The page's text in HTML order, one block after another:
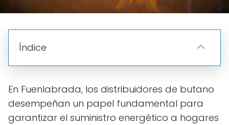
Índice
En Fuenlabrada, los distribuidores de butano
desempeñan un papel fundamental para
garantizar el suministro energético a hogares